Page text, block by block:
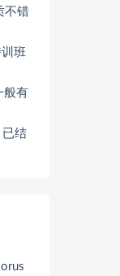
不错
班
般有
已结